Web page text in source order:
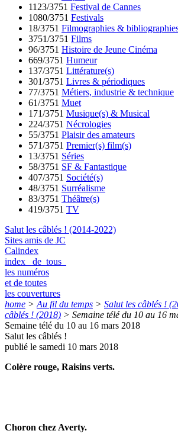
1123/3751 Festival de Cannes
1080/3751 Festivals
18/3751 Filmographies &
3751/3751 Films
96/3751 Histoire de Jeune Cinéma
669/3751 Humeur
137/3751 Littérature(s)
301/3751 Livres & périodiques
77/3751 Métiers, industrie & technique
61/3751 Muet
171/3751 Musique(s) & Musical
224/3751 Nécrologies
55/3751 Plaisir des amateurs
571/3751 Premier(s) film(s)
13/3751 Séries
58/3751 SF & Fantastique
407/3751 Société(s)
48/3751 Surréalisme
83/3751 Théâtre(s)
419/3751 TV
Salut les câblés ! (2014-2022)
Sites amis de JC
Calindex
index de tous
les numéros
et de toutes
les couvertures
home > Au fil du temps > Salut les câblés !
câblés ! (2018) > Semaine télé du 10 au 16
Semaine télé du 10 au 16 mars 2018
Salut les câblés !
publié le samedi 10 mars 2018
Colère rouge, Raisins verts.
Choron chez Averty.